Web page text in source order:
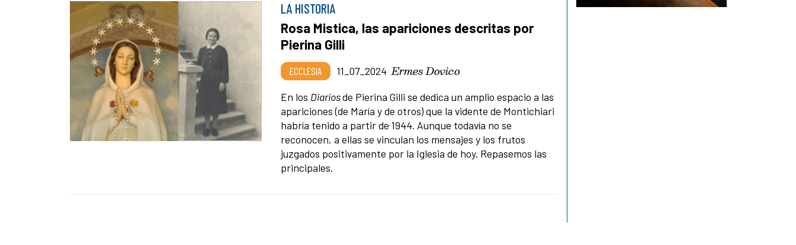
LA HISTORIA
Rosa Mistica, las apariciones descritas por
Pierina Gilli
ECCLESIA 11_07_2024 Ermes Dovico
En los Diariosde Pierina Gilli se dedica un amplio espacio a las
apariciones (de María y de otros) que la vidente de Montichiari
habría tenido a partir de 1944. Aunque todavía no se
reconocen, a ellas se vinculan los mensajes y los frutos
juzgados positivamente por la Iglesia de hoy. Repasemos las
principales.